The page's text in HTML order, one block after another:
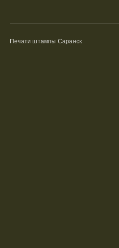
Печати штампы Саранск